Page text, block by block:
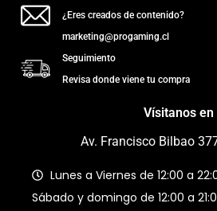
¿Eres creados de contenido?
marketing@progaming.cl
Seguimiento
Revisa donde viene tu compra
Vísitanos en
Av. Francisco Bilbao
Lunes a Viernes de 12:00 a
Sábado y domingo de 12:00 a